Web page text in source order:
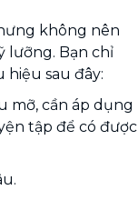
không nên
lưỡng. Bạn chỉ
sau đây:
mỡ, cần áp dụng
tập để có được